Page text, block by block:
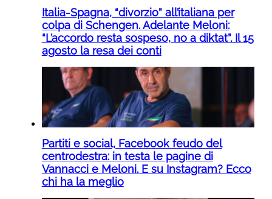
Italia-Spagna, “divorzio” all’italiana per
colpa di Schengen. Adelante Meloni:
“L’accordo resta sospeso, no a diktat”. Il 15
agosto la resa dei conti
Partiti e social, Facebook feudo del
centrodestra: in testa le pagine di
Vannacci e Meloni. E su Instagram? Ecco
chi ha la meglio